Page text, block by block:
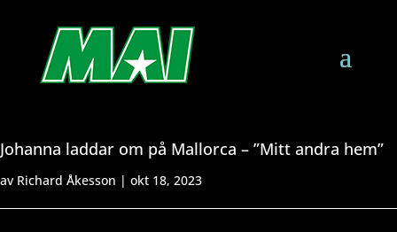
Johanna laddar om på Mallorca – ”Mitt andra hem”
av Richard Åkesson | okt 18, 2023